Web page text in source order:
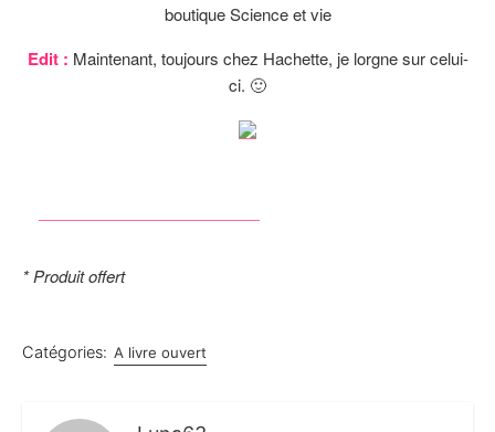
boutique Science et vie
Edit : Maintenant, toujours chez Hachette, je lorgne sur celui-
ci. 🙂
* Produit offert
Catégories: A livre ouvert